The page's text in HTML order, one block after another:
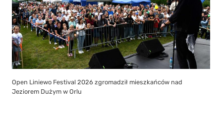
Open Liniewo Festival 2026 zgromadził mieszkańców nad
Jeziorem Dużym w Orlu